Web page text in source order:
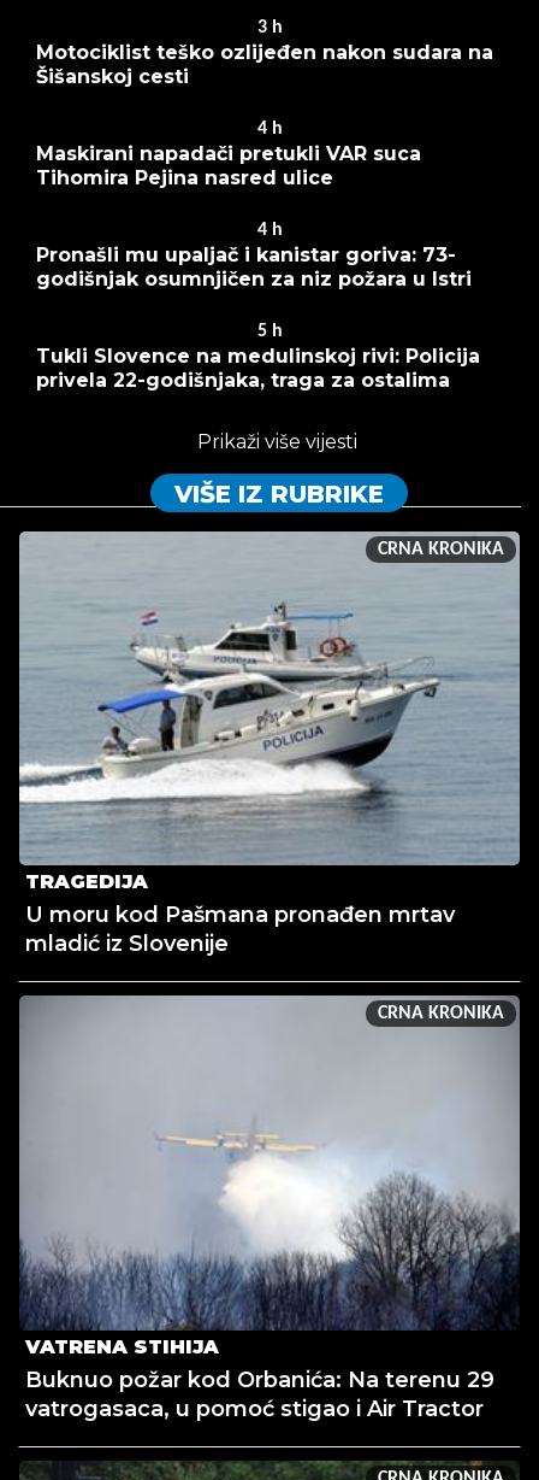
3 h
Motociklist teško ozlijeđen nakon sudara na
Šišanskoj cesti
4 h
Maskirani napadači pretukli VAR suca
Tihomira Pejina nasred ulice
4 h
Pronašli mu upaljač i kanistar goriva: 73-
godišnjak osumnjičen za niz požara u Istri
5 h
Tukli Slovence na medulinskoj rivi: Policija
privela 22-godišnjaka, traga za ostalima
Prikaži više vijesti
VIŠE IZ RUBRIKE
CRNA KRONIKA
TRAGEDIJA
U moru kod Pašmana pronađen mrtav
mladić iz Slovenije
CRNA KRONIKA
VATRENA STIHIJA
Buknuo požar kod Orbanića: Na terenu 29
vatrogasaca, u pomoć stigao i Air Tractor